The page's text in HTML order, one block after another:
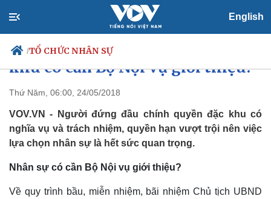
English
/TỔ CHỨC NHÂN SỰ
Chính trị
Đảng
Tổ chức nhân sự
Nhận diện sự thật
Xã hội
Tin 24h
Dự báo thời tiết
Dấu ấn VOV
Biển đảo
Đại biểu Quốc hội: Chủ tịch đặc
khu có cần Bộ Nội vụ giới thiệu?
Thứ Năm, 06:00, 24/05/2018
VOV.VN - Người đứng đầu chính quyền đặc khu có
nghĩa vụ và trách nhiệm, quyền hạn vượt trội nên việc
lựa chọn nhân sự là hết sức quan trọng.
Nhân sự có cần Bộ Nội vụ giới thiệu?
Về quy trình bầu, miễn nhiệm, bãi nhiệm Chủ tịch UBND